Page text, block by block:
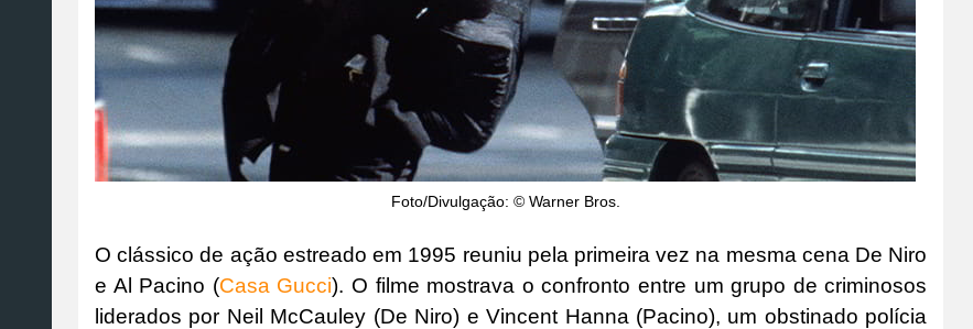
Foto/Divulgação: © Warner Bros.
O clássico de ação estreado em 1995 reuniu pela primeira vez na mesma cena De Niro
e Al Pacino (Casa Gucci). O filme mostrava o confronto entre um grupo de criminosos
liderados por Neil McCauley (De Niro) e Vincent Hanna (Pacino), um obstinado polícia